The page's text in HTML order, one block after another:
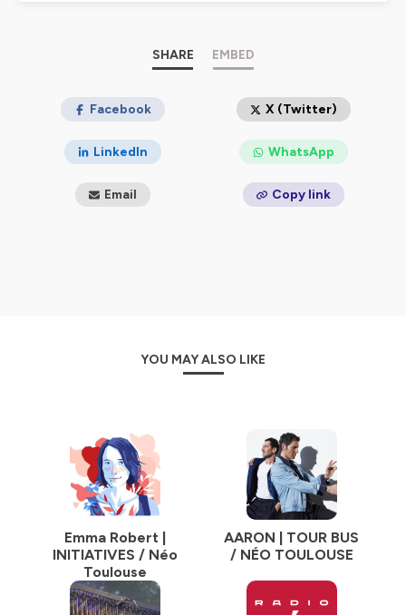
SHARE EMBED
Facebook X (Twitter)
LinkedIn WhatsApp
Email Copy link
YOU MAY ALSO LIKE
Emma Robert |
INITIATIVES / Néo
Toulouse
AARON | TOUR BUS
/ NÉO TOULOUSE